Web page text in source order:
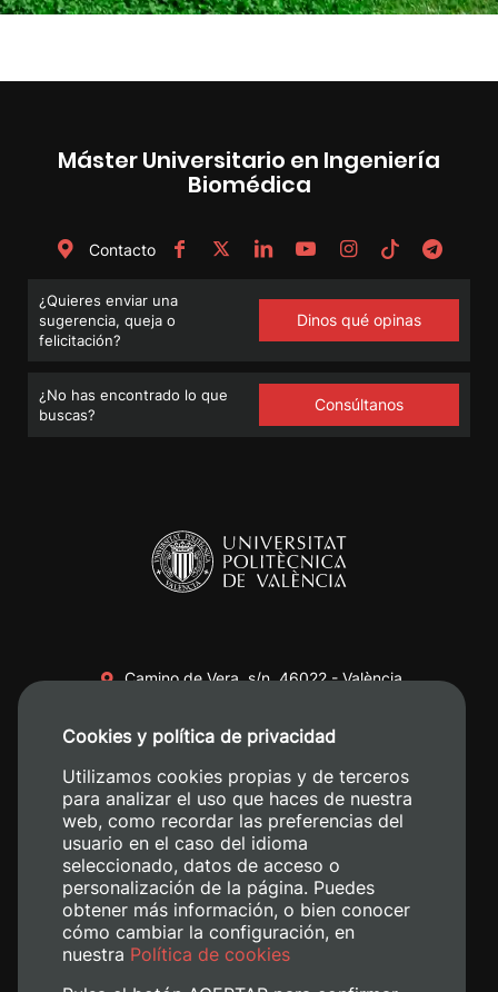
Máster Universitario en Ingeniería
Biomédica
Contacto
¿Quieres enviar una
sugerencia, queja o
felicitación?
Dinos qué opinas
¿No has encontrado lo que
buscas?
Consúltanos
Camino de Vera, s/n. 46022 - València
+34 620 04 00 50
Cookies y política de privacidad
Utilizamos cookies propias y de terceros
para analizar el uso que haces de nuestra
web, como recordar las preferencias del
usuario en el caso del idioma
seleccionado, datos de acceso o
personalización de la página. Puedes
obtener más información, o bien conocer
cómo cambiar la configuración, en
nuestra Política de cookies